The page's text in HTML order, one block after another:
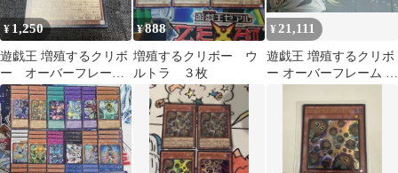
¥ 1,250
遊戯王 増殖するクリボ
ー オーバーフレーム
ウルトラレア
¥888
増殖するクリボー ウ
ルトラ ３枚
¥ 21,111
遊戯王 増殖するクリボ
ー オーバーフレーム プ